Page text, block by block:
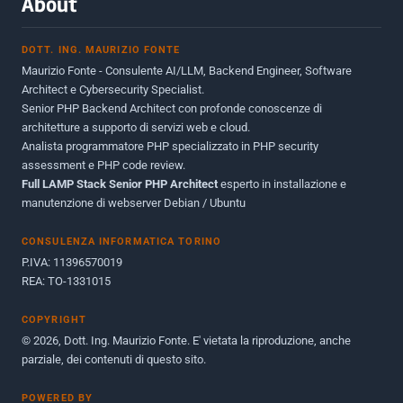
Giugno 2012
Maggio 2011
Dicembre 2010
Ottobre 2010
Maggio 2010
Giugno 2009
DOTT. ING. MAURIZIO FONTE
Maurizio Fonte - Consulente AI/LLM, Backend Engineer, Software
Architect e Cybersecurity Specialist.
Senior PHP Backend Architect con profonde conoscenze di
architetture a supporto di servizi web e cloud.
Analista programmatore PHP specializzato in PHP security
assessment e PHP code review.
Full LAMP Stack Senior PHP Architect esperto in installazione e
manutenzione di webserver Debian / Ubuntu
CONSULENZA INFORMATICA TORINO
P.IVA: 11396570019
REA: TO-1331015
COPYRIGHT
© 2026, Dott. Ing. Maurizio Fonte. E' vietata la riproduzione, anche
parziale, dei contenuti di questo sito.
POWERED BY